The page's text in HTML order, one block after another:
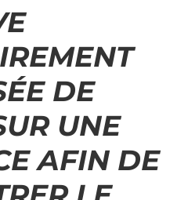
DE
UNE
AFIN DE